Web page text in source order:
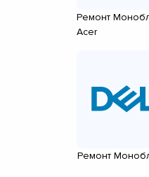
Ремонт
Acer
Ремонт